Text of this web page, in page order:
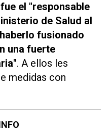
el "responsable
de Salud al
fusionado
una fuerte
. A ellos les
medidas con